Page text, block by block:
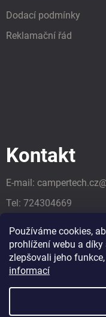
Používáme cookies,
prohlížení webu a
zlepšovali jeho
informací
Dodací podmínky
Reklamační řád
Kontakt
E-mail: campertech.cz
Tel: 724304669